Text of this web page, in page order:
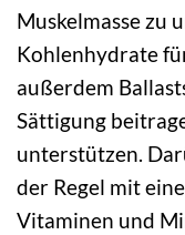
Muskelmasse zu
Kohlenhydrate
außerdem
Sättigung
unterstützen.
der Regel mit
Vitaminen und